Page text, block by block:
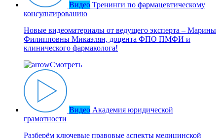
Видео Тренинги по фармацевтическому
консультированию
Новые видеоматериалы от ведущего эксперта – Марины
Филипповны Микаэлян, доцента ФПО ПМФИ и
клинического фармаколога!
Смотреть
Видео Академия юридической
грамотности
Разберём ключевые правовые аспекты медицинской